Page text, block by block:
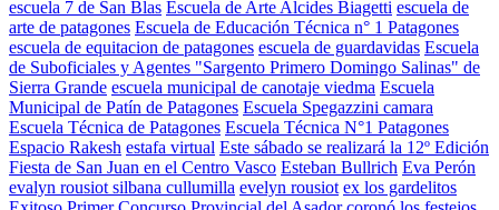
escuela 7 de San Blas Escuela de Arte Alcides Biagetti escuela de
arte de patagones Escuela de Educación Técnica n° 1 Patagones
escuela de equitacion de patagones escuela de guardavidas Escuela
de Suboficiales y Agentes "Sargento Primero Domingo Salinas" de
Sierra Grande escuela municipal de canotaje viedma Escuela
Municipal de Patín de Patagones Escuela Spegazzini camara
Escuela Técnica de Patagones Escuela Técnica N°1 Patagones
Espacio Rakesh estafa virtual Este sábado se realizará la 12º Edición
Fiesta de San Juan en el Centro Vasco Esteban Bullrich Eva Perón
evalyn rousiot silbana cullumilla evelyn rousiot ex los gardelitos